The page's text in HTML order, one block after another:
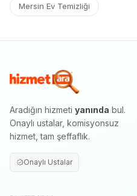
Mersin Ev Temizliği
Aradığın hizmeti yanında bul.
Onaylı ustalar, komisyonsuz
hizmet, tam şeffaflık.
Onaylı Ustalar